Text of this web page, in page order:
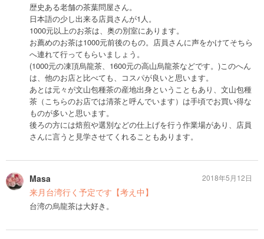
歴史ある老舗の茶葉問屋さん。
日本語の少し出来る店員さんが1人。
1000元以上のお茶は、奥の別室にあります。
お薦めのお茶は1000元前後のもの。店員さんに声をかけてそちら
へ連れて行ってもらいましょう。
(1000元の凍頂烏龍茶、1600元の高山烏龍茶などです。)このへん
は、他のお店と比べても、コスパが良いと思います。
あとは元々が文山包種茶の産地出身ということもあり、文山包種
茶（こちらのお店では清茶と呼んでいます）は手頃でお買い得な
ものが多いと思います。
後ろの方には焙煎や選別などの仕上げを行う作業場があり、店員
さんに言うと見学させてくれることもあります。
Masa
来月台湾行く予定です【考え中】
台湾の烏龍茶は大好き。
2018年5月12日